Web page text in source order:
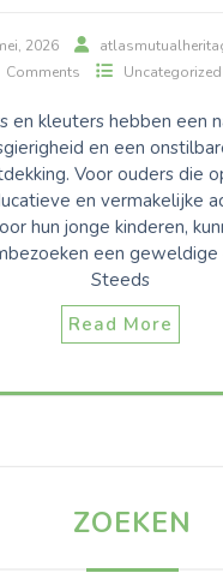
2026
Comments
Uncategorized
en kleuters hebben een
en een
Voor ouders die
en vermakelijke
hun jonge kinderen,
een geweldige
Steeds
Read More
ZOEKEN